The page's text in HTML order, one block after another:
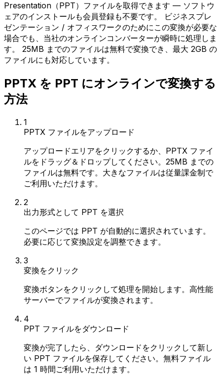
Presentation（PPT）ファイルを取得できます — ソフトウ
ェアのインストールも会員登録も不要です。 ビジネスプレ
ゼンテーション / オフィスワークのためにこの変換が必要な
場合でも、当社のオンラインコンバーターが瞬時に処理しま
す。 25MB までのファイルは無料で変換でき、最大 2GB の
ファイルにも対応しています。
PPTX を PPT にオンラインで変換する
方法
1
PPTX ファイルをアップロード
アップロードエリアをクリックするか、PPTX ファイ
ルをドラッグ＆ドロップしてください。25MB までの
ファイルは無料です。大きなファイルは従量課金制で
ご利用いただけます。
2
出力形式として PPT を選択
このページでは PPT が自動的に選択されています。
必要に応じて変換設定を調整できます。
3
変換をクリック
変換ボタンをクリックして処理を開始します。高性能
サーバーでファイルが変換されます。
4
PPT ファイルをダウンロード
変換が完了したら、ダウンロードをクリックして新し
い PPT ファイルを保存してください。無料ファイル
は 1 時間ご利用いただけます。